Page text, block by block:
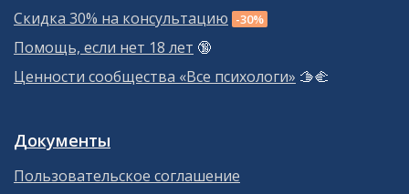
Скидка 30% на консультацию -30%
Помощь, если нет 18 лет 🔞
Ценности сообщества «Все психологи» 🫱‍🫲
Документы
Пользовательское соглашение